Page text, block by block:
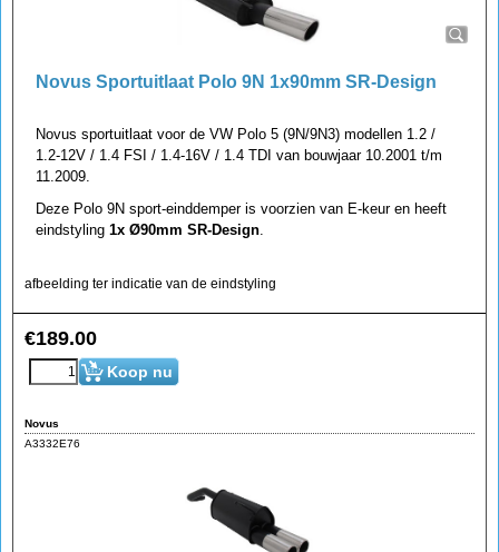
Novus Sportuitlaat Polo 9N 1x90mm SR-Design
Novus sportuitlaat voor de VW Polo 5 (9N/9N3) modellen 1.2 /
1.2-12V / 1.4 FSI / 1.4-16V / 1.4 TDI van bouwjaar 10.2001 t/m
11.2009.
Deze Polo 9N sport-einddemper is voorzien van E-keur en heeft
eindstyling 1x Ø90mm SR-Design
afbeelding ter indicatie van de eindstyling
€189.00
Koop nu
Novus
A3332E76